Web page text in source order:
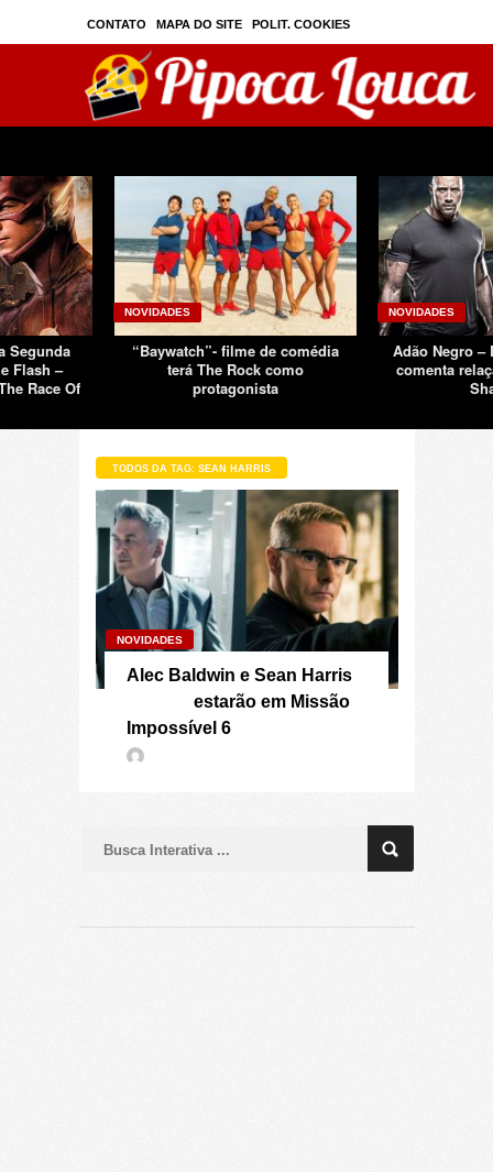
CONTATO MAPA DO SITE POLIT. COOKIES
PRIVAC./SEGURANÇA
Segunda
Flash –
Race Of
NOVIDADES
“Baywatch”- filme de comédia
terá The Rock como
protagonista
NOVIDADES
Adão Negro –
comenta
TODOS DA TAG: SEAN HARRIS
NOVIDADES
Alec Baldwin e Sean Harris
estarão em Missão
Impossível 6